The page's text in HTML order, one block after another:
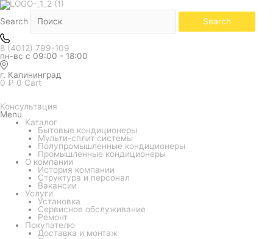
Search Search
8 (4012) 799-109
пн-вс с 09:00 - 18:00
г. Калининград
0 ₽ 0 Cart
Консультация
Menu
Каталог
Бытовые кондиционеры
Мульти-сплит системы
Полупромышленные кондиционеры
Промышленные кондиционеры
О компании
История компании
Структура и персонал
Вакансии
Услуги
Установка
Сервисное обслуживание
Ремонт
Покупателю
Доставка и монтаж
Количество
товара
Кондиционер
Funai
серия
Kadzoku
RAC-
KD35HP.D02